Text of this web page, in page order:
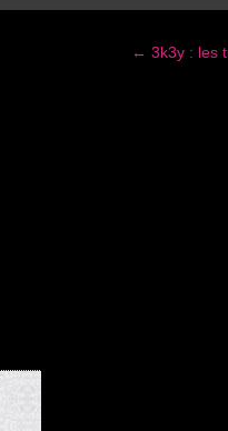
← 3k3y : les